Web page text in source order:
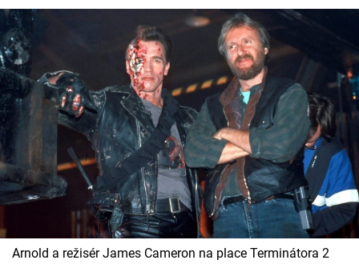
Arnold a režisér James Cameron na place Terminátora 2